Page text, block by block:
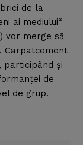
de la
ai mediului“
vor merge să
Carpatcement
participând şi
de
de grup.